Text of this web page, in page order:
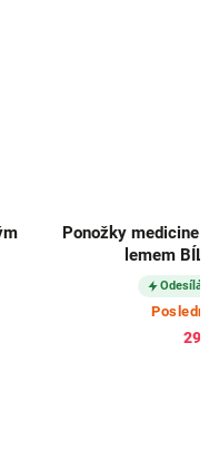
medicine FINEGO
lemem BÍLÉ (3 páry)
Odesíláme ihned
Poslední kusy